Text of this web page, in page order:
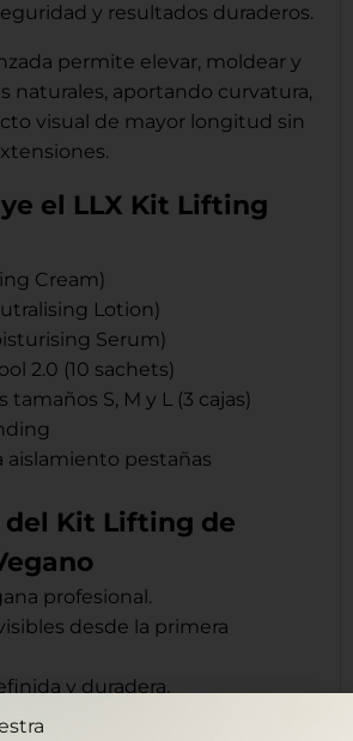
y resultados duraderos.
permite elevar, moldear y
naturales, aportando curvatura,
visual de mayor longitud sin
el LLX Kit Lifting
Cream)
Lotion)
Serum)
2.0 (10 sachets)
tamaños S, M y L (3 cajas)
aislamiento pestañas
del Kit Lifting de
profesional.
desde la primera
y duradera.
listo para trabajar.